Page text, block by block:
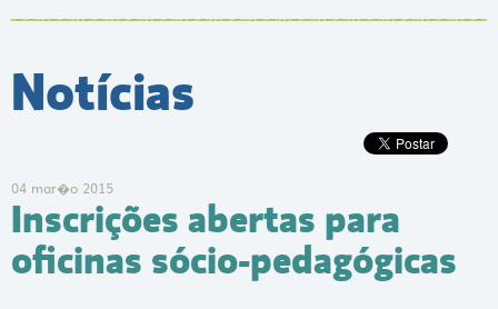
Notícias
04 mar�o 2015
Inscrições abertas para
oficinas sócio-pedagógicas